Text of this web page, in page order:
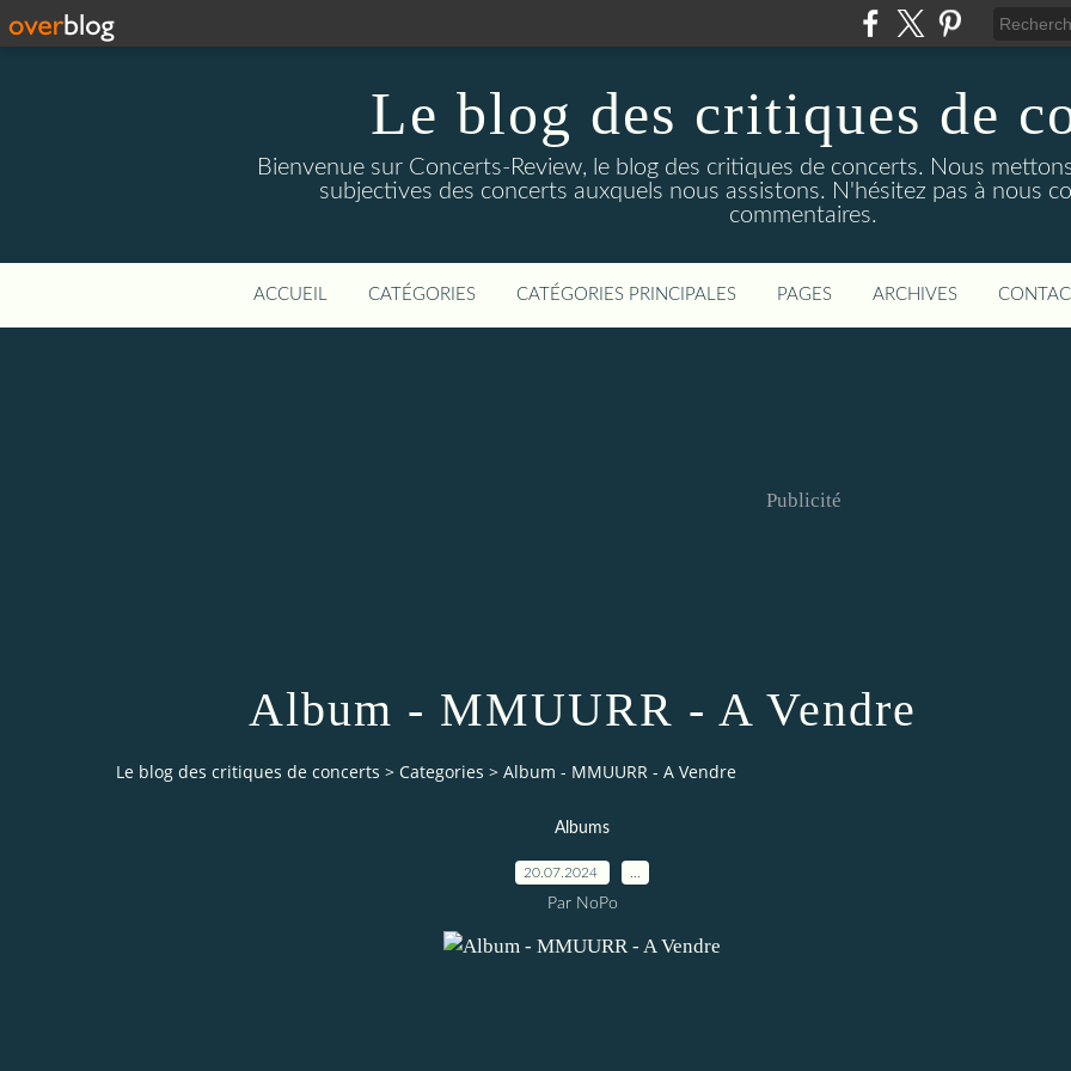
Le blog des critiques de
Bienvenue sur Concerts-Review, le blog des critiques de concerts. Nous
subjectives des concerts auxquels nous assistons. N'hésitez pas à nous
commentaires.
ACCUEIL CATÉGORIES CATÉGORIES PRINCIPALES PAGES ARCHIVES
Publicité
Album - MMUURR - A Vendre
Le blog des critiques de concerts > Categories > Album - MMUURR - A Vendre
Albums
20.07.2024
Par NoPo